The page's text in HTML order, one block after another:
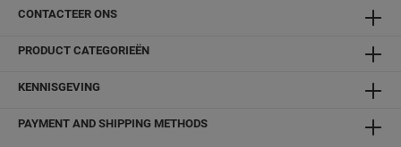
CONTACTEER ONS
PRODUCT CATEGORIEËN
KENNISGEVING
PAYMENT AND SHIPPING METHODS